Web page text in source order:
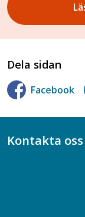
Dela sidan
Facebook
Kontakta oss